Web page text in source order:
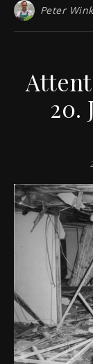
Peter
20.